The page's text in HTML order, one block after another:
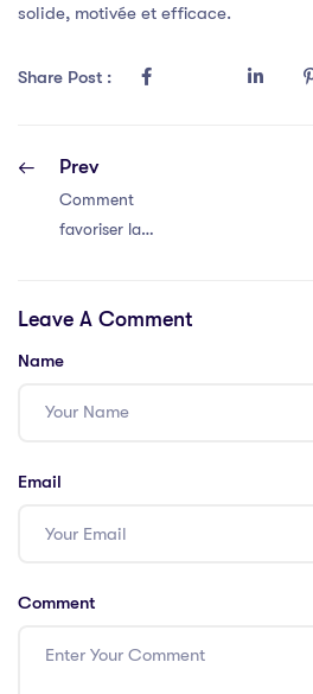
solide, motivée et efficace.
Share Post :
Prev
Comment
favoriser la
de votre équipe
Leave A Comment
Name
Email
Comment